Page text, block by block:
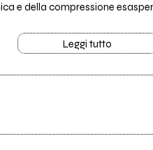
e della compressione
Leggi tutto